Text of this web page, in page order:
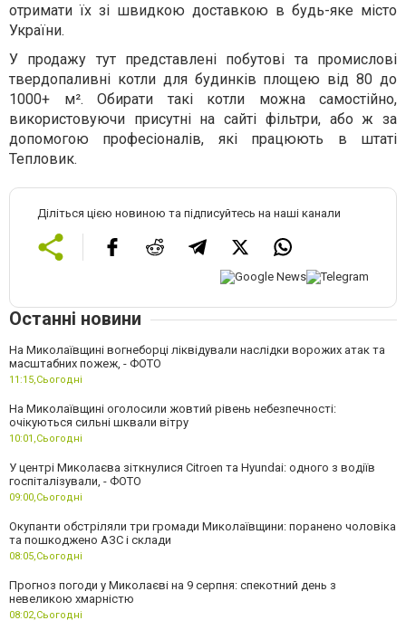
отримати їх зі швидкою доставкою в будь-яке місто
України.
У продажу тут представлені побутові та промислові
твердопаливні котли для будинків площею від 80 до
1000+ м². Обирати такі котли можна самостійно,
використовуючи присутні на сайті фільтри, або ж за
допомогою професіоналів, які працюють в штаті
Тепловик.
Діліться цією новиною та підписуйтесь на наші канали
Останні новини
На Миколаївщині вогнеборці ліквідували наслідки ворожих атак та
масштабних пожеж, - ФОТО
11:15,Сьогодні
На Миколаївщині оголосили жовтий рівень небезпечності:
очікуються сильні шквали вітру
10:01,Сьогодні
У центрі Миколаєва зіткнулися Citroen та Hyundai: одного з водіїв
госпіталізували, - ФОТО
09:00,Сьогодні
Окупанти обстріляли три громади Миколаївщини: поранено чоловіка
та пошкоджено АЗС і склади
08:05,Сьогодні
Прогноз погоди у Миколаєві на 9 серпня: спекотний день з
невеликою хмарністю
08:02,Сьогодні